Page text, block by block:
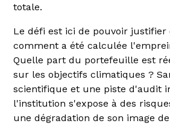
totale.
Le défi est ici de pouvoir
comment a été calculée
Quelle part du portefeuille est
sur les objectifs climatiques ?
scientifique et une piste d'audit
l'institution s'expose à des
une dégradation de son image